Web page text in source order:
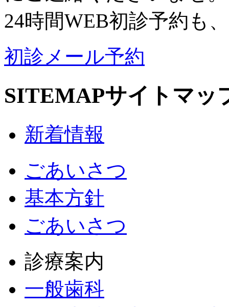
24時間WEB初診予約も
初診メール予約
SITEMAPサイトマッ
新着情報
ごあいさつ
基本方針
ごあいさつ
診療案内
一般歯科